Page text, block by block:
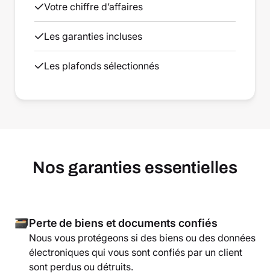
Votre chiffre d’affaires
Les garanties incluses
Les plafonds sélectionnés
Nos garanties essentielles
Perte de biens et documents confiés
Nous vous protégeons si des biens ou des données
électroniques qui vous sont confiés par un client
sont perdus ou détruits.